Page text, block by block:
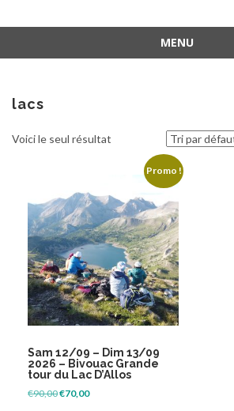
MENU
contenu
lacs
Voici le seul résultat
Promo !
Sam 12/09 – Dim 13/09
2026 – Bivouac Grande
tour du Lac D’Allos
€90,00Le
€70,00Le